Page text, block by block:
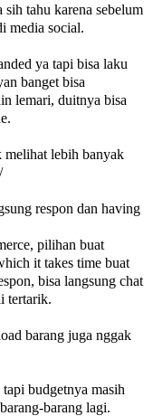
sih tahu karena sebelum
media social.
ya tapi bisa laku
banget bisa
lemari, duitnya bisa
melihat lebih banyak
respon dan having
pilihan buat
it takes time buat
bisa langsung chat
tertarik.
barang juga nggak
budgetnya masih
barang lagi.